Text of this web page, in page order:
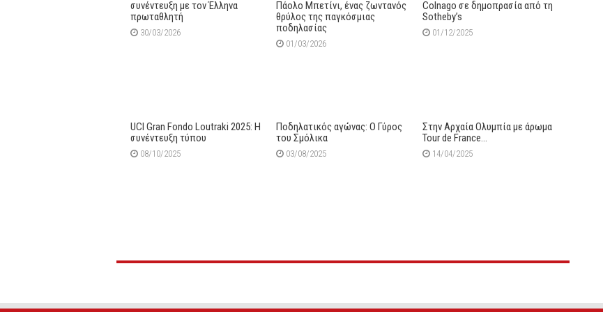
συνέντευξη με τον Έλληνα
πρωταθλητή
30/03/2026
Πάολο Μπετίνι, ένας ζωντανός
θρύλος της παγκόσμιας
ποδηλασίας
01/03/2026
Colnago σε δημοπρασία από τη
Sotheby’s
01/12/2025
UCI Gran Fondo Loutraki 2025: Η
συνέντευξη τύπου
08/10/2025
Ποδηλατικός αγώνας: O Γύρος
του Σμόλικα
03/08/2025
Στην Αρχαία Ολυμπία με άρωμα
Tour de France…
14/04/2025